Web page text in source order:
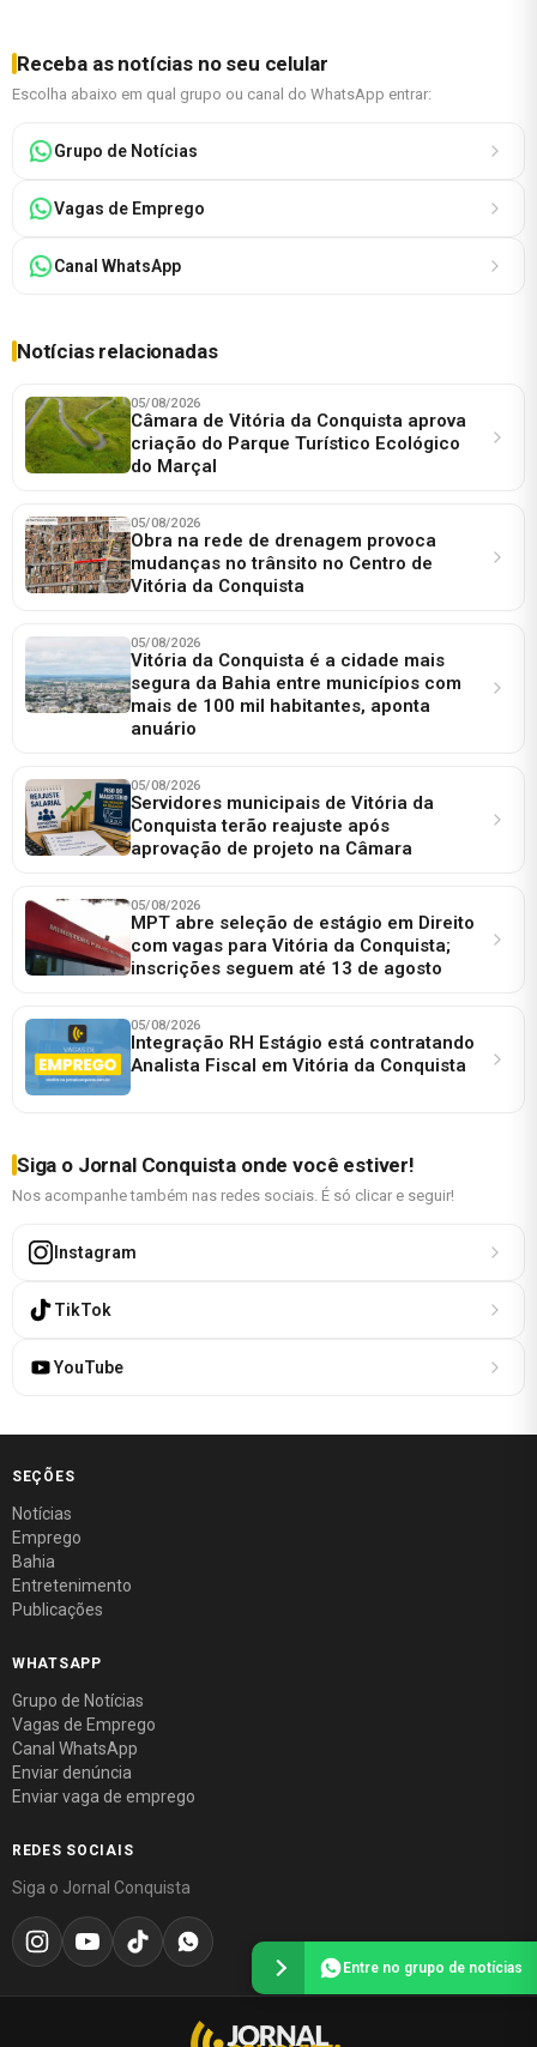
Receba as notícias no seu celular
Escolha abaixo em qual grupo ou canal do WhatsApp entrar:
Grupo de Notícias
Vagas de Emprego
Canal WhatsApp
Notícias relacionadas
05/08/2026
Câmara de Vitória da Conquista aprova
criação do Parque Turístico Ecológico
do Marçal
05/08/2026
Obra na rede de drenagem provoca
mudanças no trânsito no Centro de
Vitória da Conquista
05/08/2026
Vitória da Conquista é a cidade mais
segura da Bahia entre municípios com
mais de 100 mil habitantes, aponta
anuário
05/08/2026
Servidores municipais de Vitória da
Conquista terão reajuste após
aprovação de projeto na Câmara
05/08/2026
MPT abre seleção de estágio em Direito
com vagas para Vitória da Conquista;
inscrições seguem até 13 de agosto
05/08/2026
Integração RH Estágio está contratando
Analista Fiscal em Vitória da Conquista
Siga o Jornal Conquista onde você estiver!
Nos acompanhe também nas redes sociais. É só clicar e seguir!
Instagram
TikTok
YouTube
SEÇÕES
Notícias
Emprego
Bahia
Entretenimento
Publicações
WHATSAPP
Grupo de Notícias
Vagas de Emprego
Canal WhatsApp
Enviar denúncia
Enviar vaga de emprego
REDES SOCIAIS
Siga o Jornal Conquista
Entre no grupo de notícias